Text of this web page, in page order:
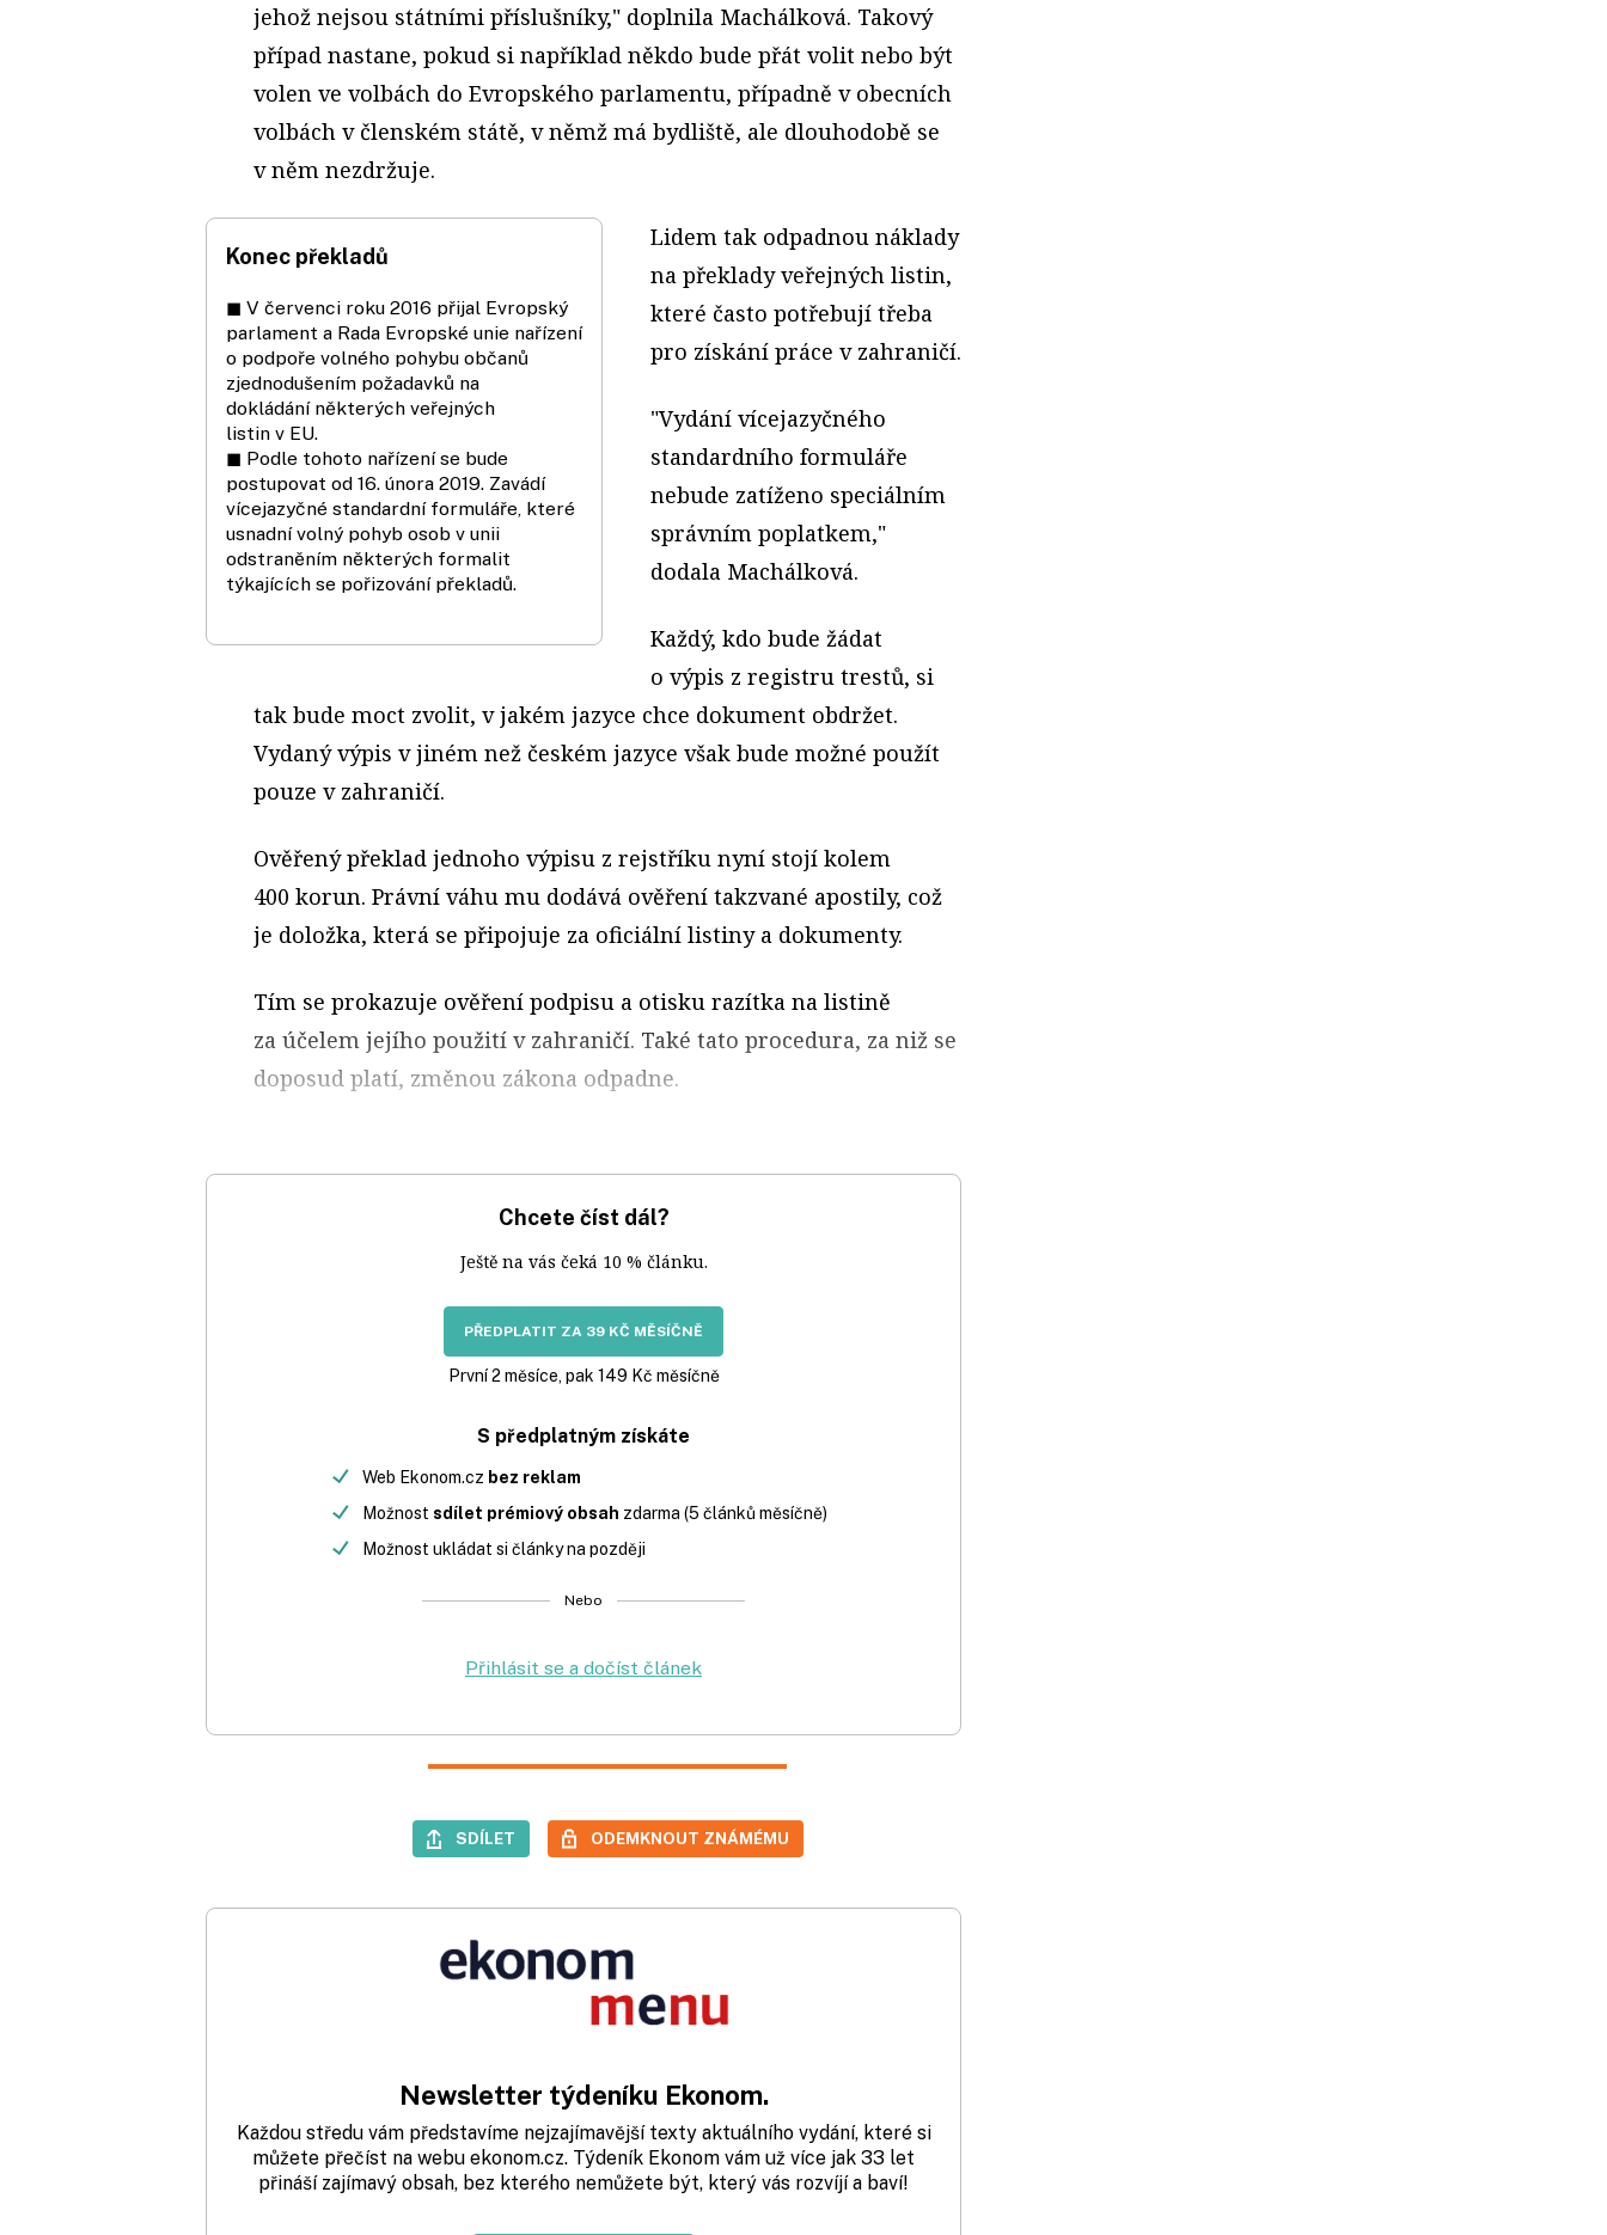
jehož nejsou státními příslušníky," doplnila Machálková. Takový
případ nastane, pokud si například někdo bude přát volit nebo být
volen ve volbách do Evropského parlamentu, případně v obecních
volbách v členském státě, v němž má bydliště, ale dlouhodobě se
v něm nezdržuje.
Konec překladů
◼ V červenci roku 2016 přijal Evropský
parlament a Rada Evropské unie nařízení
o podpoře volného pohybu občanů
zjednodušením požadavků na
dokládání některých veřejných
listin v EU.
◼ Podle tohoto nařízení se bude
postupovat od 16. února 2019. Zavádí
vícejazyčné standardní formuláře, které
usnadní volný pohyb osob v unii
odstraněním některých formalit
týkajících se pořizování překladů.
Lidem tak odpadnou náklady
na překlady veřejných listin,
které často potřebují třeba
pro získání práce v zahraničí.
"Vydání vícejazyčného
standardního formuláře
nebude zatíženo speciálním
správním poplatkem,"
dodala Machálková.
Každý, kdo bude žádat
o výpis z registru trestů, si
tak bude moct zvolit, v jakém jazyce chce dokument obdržet.
Vydaný výpis v jiném než českém jazyce však bude možné použít
pouze v zahraničí.
Ověřený překlad jednoho výpisu z rejstříku nyní stojí kolem
400 korun. Právní váhu mu dodává ověření takzvané apostily, což
je doložka, která se připojuje za oficiální listiny a dokumenty.
Tím se prokazuje ověření podpisu a otisku razítka na listině
za účelem jejího použití v zahraničí. Také tato procedura, za niž se
doposud platí, změnou zákona odpadne.
Chcete číst dál?
Ještě na vás čeká 10 % článku.
PŘEDPLATIT ZA 39 KČ MĚSÍČNĚ
První 2 měsíce, pak 149 Kč měsíčně
S předplatným získáte
Web Ekonom.cz bez reklam
Možnost sdílet prémiový obsah zdarma (5 článků měsíčně)
Možnost ukládat si články na později
Nebo
Přihlásit se a dočíst článek
SDÍLET ODEMKNOUT ZNÁMÉMU
Newsletter týdeníku Ekonom.
Každou středu vám představíme nejzajímavější texty aktuálního vydání, které si
můžete přečíst na webu ekonom.cz. Týdeník Ekonom vám už více jak 33 let
přináší zajímavý obsah, bez kterého nemůžete být, který vás rozvíjí a baví!